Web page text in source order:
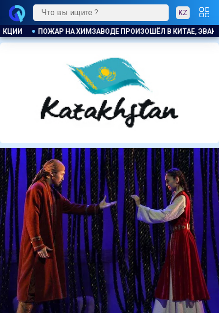
KZ
ЭВАКУИРОВАЛИ БОЛЕЕ 1200 ЧЕЛОВЕК КОСТАНАЕЦ